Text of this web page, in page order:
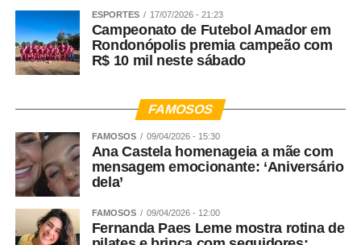
ESPORTES 17/07/2026 - 21:23
Campeonato de Futebol Amador em
Rondonópolis premia campeão com
R$ 10 mil neste sábado
FAMOSOS
FAMOSOS 09/04/2026 - 15:30
Ana Castela homenageia a mãe com
mensagem emocionante: ‘Aniversário
dela’
FAMOSOS 09/04/2026 - 12:00
Fernanda Paes Leme mostra rotina de